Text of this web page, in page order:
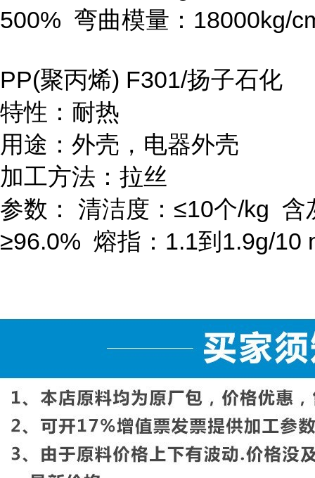
500% 弯曲模量： 18000kg/
PP(聚丙烯) F301/扬子石化
特性：耐热
用途：外壳，电器外壳
加工方法：拉丝
参数：
清洁度：≤10个/kg 含
≥96.0% 熔指： 1.1到 1.9g/10